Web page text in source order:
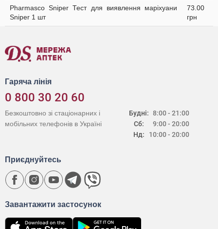
Pharmasco Sniper Тест для виявлення маріхуани
Sniper 1 шт
73.00
грн
Гаряча лінія
0 800 30 20 60
Будні:
Сб:
Нд:
8:00 - 21:00
9:00 - 20:00
10:00 - 20:00
Безкоштовно зі стаціонарних і
мобільних телефонів в Україні
Завантажити застосунок
Приєднуйтесь